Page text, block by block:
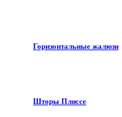
Горизонтальные жалюзи
Шторы Плиссе